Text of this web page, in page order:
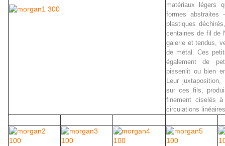
matériaux légers
formes
plastiques
centaines de fil de
galerie et tendus,
de métal. Ces
également de
pissenlit ou bien
Leur
sur ces fils,
finement ciselés à
circulations